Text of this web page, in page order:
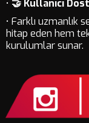
• 🤝 Kullanıcı
• Farklı uzmanlık
hitap eden hem
kurulumlar sunar.